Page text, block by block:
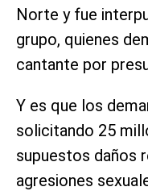
Norte y fue
grupo, quienes
cantante por
Y es que los
solicitando 25
supuestos daños
agresiones